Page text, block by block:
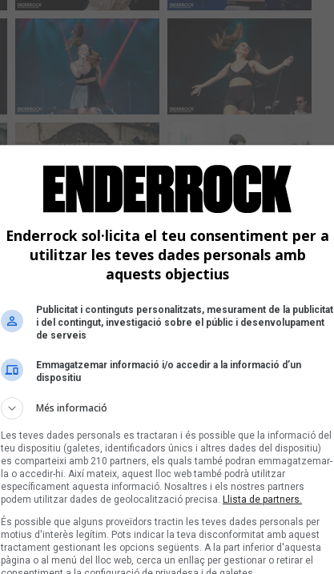
Enderrock sol·licita el teu consentiment per a
utilitzar les teves dades personals amb
aquests objectius
Publicitat i continguts personalitzats, mesurament de la publicitat
i del contingut, investigació sobre el públic i desenvolupament
de serveis
Emmagatzemar informació i/o accedir a la informació d’un
dispositiu
Més informació
Les teves dades personals es tractaran i és possible que la informació del
teu dispositiu (galetes, identificadors únics i altres dades del dispositiu)
es comparteixi amb 210 partners, els quals també podran emmagatzemar-
la o accedir-hi. Així mateix, aquest lloc web també podrà utilitzar
específicament aquesta informació. Nosaltres i els nostres partners
podem utilitzar dades de geolocalització precisa. Llista de partners.
És possible que alguns proveïdors tractin les teves dades personals per
motius d'interès legítim. Pots indicar la teva disconformitat amb aquest
tractament gestionant les opcions següents. A la part inferior d'aquesta
pàgina o al menú del lloc web, cerca un enllaç per gestionar o retirar el